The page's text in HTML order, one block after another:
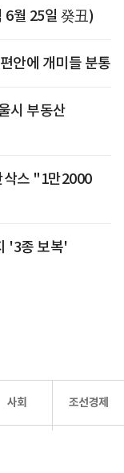
6월 25일 癸丑)
안에 개미들 분통
시 부동산
삭스 "1만2000
'3종 보복'
사회 조선경제